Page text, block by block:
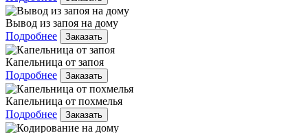
Вывод из запоя на дому
Подробнее
Заказать
Капельница от запоя
Подробнее
Заказать
Капельница от похмелья
Подробнее
Заказать